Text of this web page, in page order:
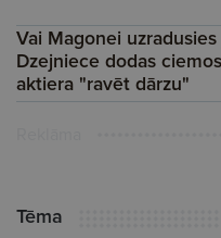
Vai Magonei
Dzejniece dodas
aktiera "ravēt dārzu"
Tēma